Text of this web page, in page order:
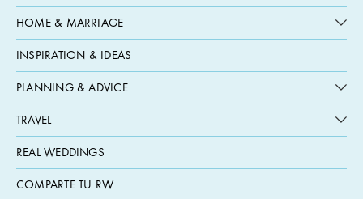
HOME & MARRIAGE
INSPIRATION & IDEAS
PLANNING & ADVICE
TRAVEL
REAL WEDDINGS
COMPARTE TU RW